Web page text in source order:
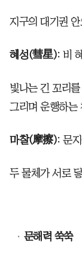
지구의 대기권
혜성(彗星): 비
빛나는 긴 꼬리
그리며 운행하는
마찰(摩擦): 문
두 물체가 서로
문해력 쑥쑥